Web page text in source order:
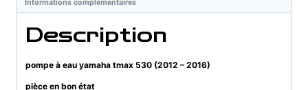
Informations complémentaires
Description
pompe à eau yamaha tmax 530 (2012 – 2016)
pièce en bon état